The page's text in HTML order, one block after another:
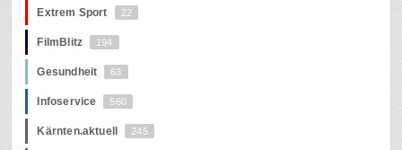
Extrem Sport 22
FilmBlitz 194
Gesundheit 63
Infoservice 560
Kärnten.aktuell 245